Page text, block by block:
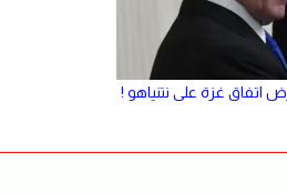
اتفاق غزة على نتنياهو !